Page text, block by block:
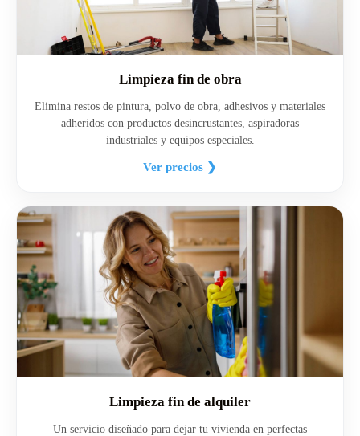
Limpieza fin de obra
Elimina restos de pintura, polvo de obra, adhesivos y materiales
adheridos con productos desincrustantes, aspiradoras
industriales y equipos especiales.
Ver precios ❯
Limpieza fin de alquiler
Un servicio diseñado para dejar tu vivienda en perfectas